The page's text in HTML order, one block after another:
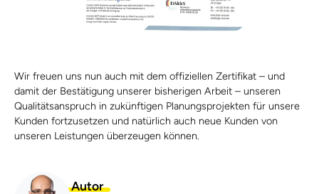
Wir freuen uns nun auch mit dem offiziellen Zertifikat – und
damit der Bestätigung unserer bisherigen Arbeit – unseren
Qualitätsanspruch in zukünftigen Planungsprojekten für unsere
Kunden fortzusetzen und natürlich auch neue Kunden von
unseren Leistungen überzeugen können.
Autor